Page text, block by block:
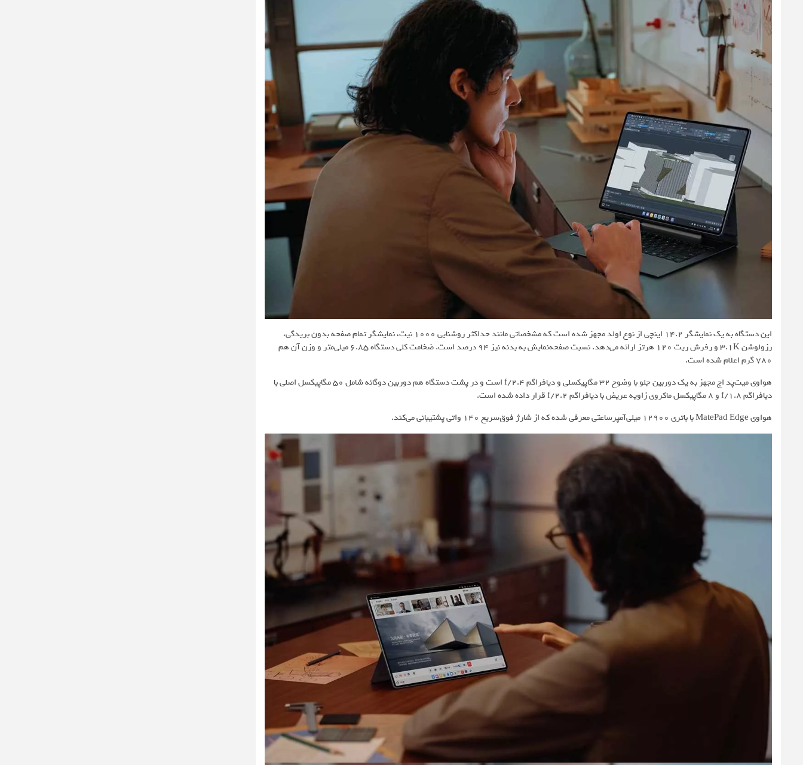
این دستگاه به یک نمایشگر ۱۴.۲ اینچی از نوع اولد مجهز شده است که مشخصاتی مانند حداکثر روشنایی ۱۰۰۰ نیت، نمایشگر تمام صفحه بدون بریدگی،
رزولوشن 3.1K و رفرش ریت ۱۲۰ هرتز ارائه می‌دهد. نسبت صفحه‌نمایش به بدنه نیز ۹۴ درصد است. ضخامت کلی دستگاه ۶.۸۵ میلی‌متر و وزن آن هم
۷۸۰ گرم اعلام شده است.
هواوی میت‌پد اج مجهز به یک دوربین جلو با وضوح ۳۲ مگاپیکسلی و دیافراگم f/2.4 است و در پشت دستگاه هم دوربین دوگانه شامل ۵۰ مگاپیکسل اصلی با
دیافراگم f/1.8 و ۸ مگاپیکسل ماکروی زاویه عریض با دیافراگم f/2.2 قرار داده شده است.
هواوی MatePad Edge با باتری ۱۲۹۰۰ میلی‌آمپرساعتی معرفی شده که از شارژ فوق‌سریع ۱۴۰ واتی پشتیبانی می‌کند.